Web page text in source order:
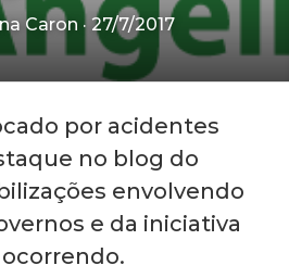
Caron · 27/7/2017
por acidentes
no blog do
envolvendo
e da iniciativa